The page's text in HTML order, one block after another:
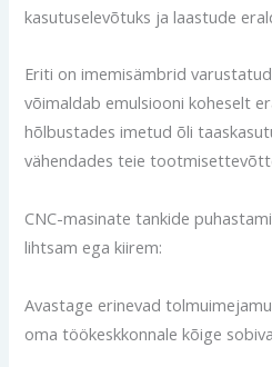
kasutuselevõtuks ja laastude
Eriti on imemisämbrid
võimaldab emulsiooni koheselt
hõlbustades imetud õli
vähendades teie
CNC-masinate tankide
lihtsam ega kiirem:
Avastage erinevad
oma töökeskkonnale kõige